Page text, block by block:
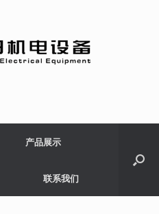
产品展示
联系我们